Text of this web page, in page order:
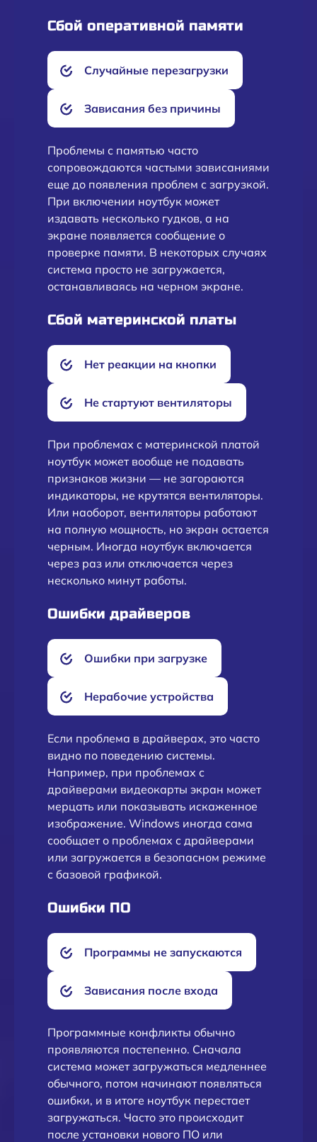
Сбой оперативной памяти
Случайные перезагрузки
Зависания без причины
Проблемы с памятью часто
сопровождаются частыми зависаниями
еще до появления проблем с загрузкой.
При включении ноутбук может
издавать несколько гудков, а на
экране появляется сообщение о
проверке памяти. В некоторых случаях
система просто не загружается,
останавливаясь на черном экране.
Сбой материнской платы
Нет реакции на кнопки
Не стартуют вентиляторы
При проблемах с материнской платой
ноутбук может вообще не подавать
признаков жизни — не загораются
индикаторы, не крутятся вентиляторы.
Или наоборот, вентиляторы работают
на полную мощность, но экран остается
черным. Иногда ноутбук включается
через раз или отключается через
несколько минут работы.
Ошибки драйверов
Ошибки при загрузке
Нерабочие устройства
Если проблема в драйверах, это часто
видно по поведению системы.
Например, при проблемах с
драйверами видеокарты экран может
мерцать или показывать искаженное
изображение. Windows иногда сама
сообщает о проблемах с драйверами
или загружается в безопасном режиме
с базовой графикой.
Ошибки ПО
Программы не запускаются
Зависания после входа
Программные конфликты обычно
проявляются постепенно. Сначала
система может загружаться медленнее
обычного, потом начинают появляться
ошибки, и в итоге ноутбук перестает
загружаться. Часто это происходит
после установки нового ПО или